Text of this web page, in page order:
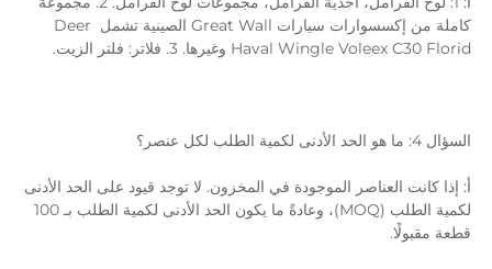
كاملة من إكسسوارات سيارات Great Wall الصينية تشمل Deer
Haval Wingle Voleex C30 Florid وغيرها. 3. فلاتر: فلتر الزيت.
السؤال 4: ما هو الحد الأدنى لكمية الطلب لكل عنصر؟
قطعة مقبولًا.